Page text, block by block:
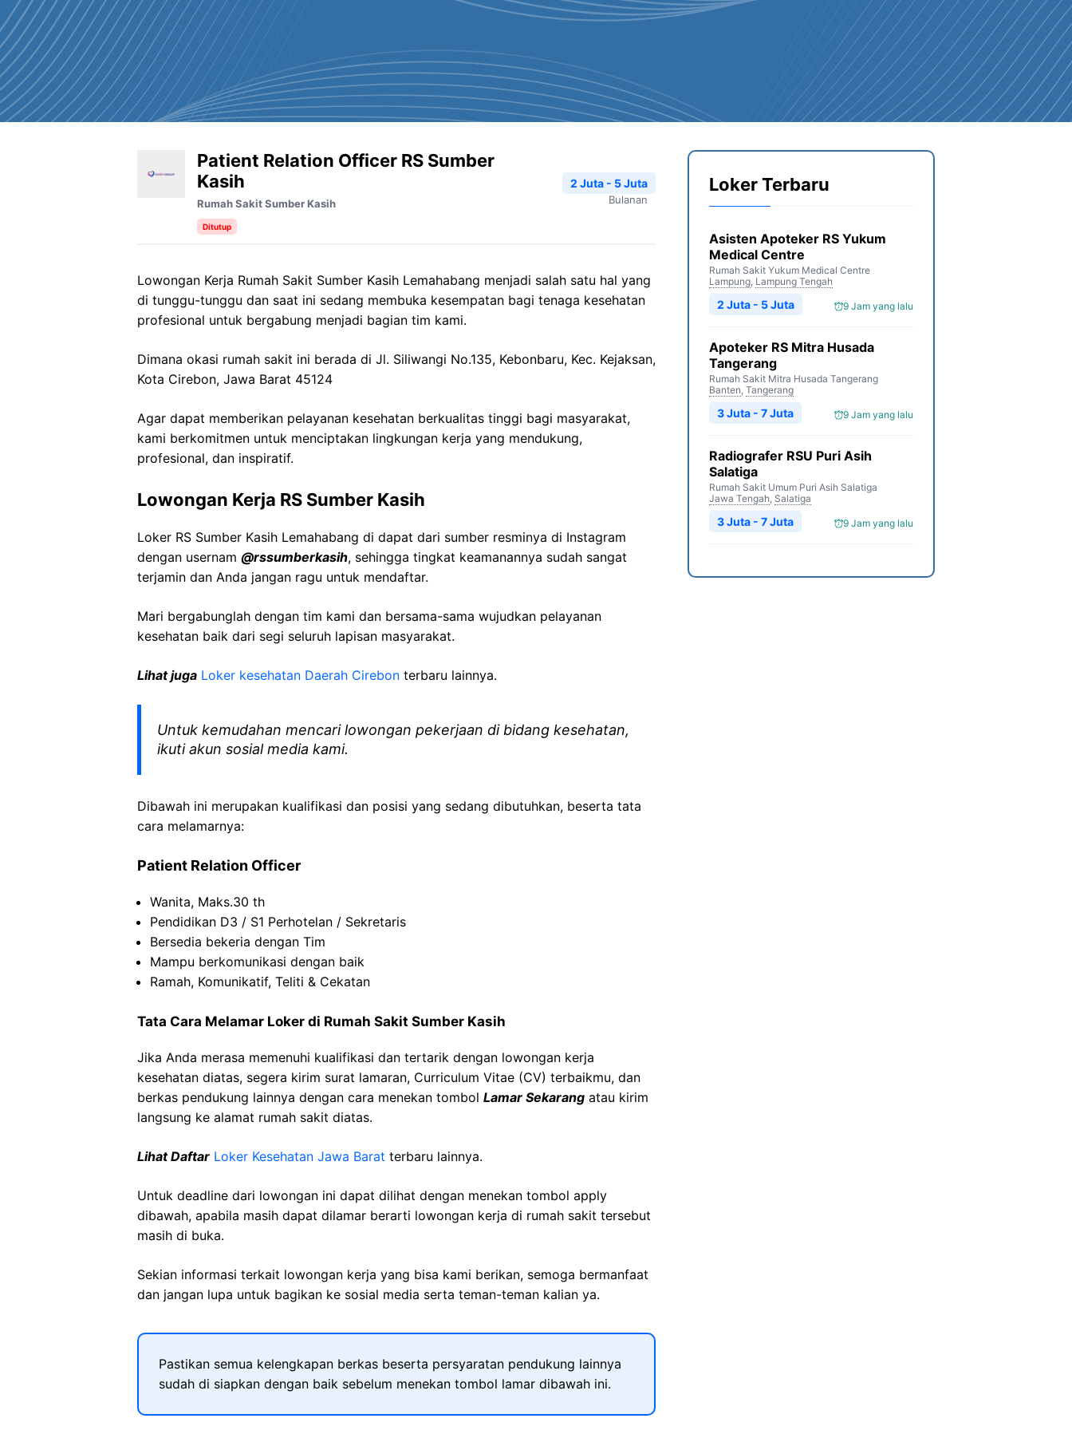
Patient Relation Officer RS Sumber
Kasih
Rumah Sakit Sumber Kasih
Ditutup
2 Juta - 5 Juta
Bulanan
Lowongan Kerja Rumah Sakit Sumber Kasih Lemahabang menjadi salah satu hal yang
di tunggu-tunggu dan saat ini sedang membuka kesempatan bagi tenaga kesehatan
profesional untuk bergabung menjadi bagian tim kami.
Dimana okasi rumah sakit ini berada di Jl. Siliwangi No.135, Kebonbaru, Kec. Kejaksan,
Kota Cirebon, Jawa Barat 45124
Agar dapat memberikan pelayanan kesehatan berkualitas tinggi bagi masyarakat,
kami berkomitmen untuk menciptakan lingkungan kerja yang mendukung,
profesional, dan inspiratif.
Lowongan Kerja RS Sumber Kasih
Loker RS Sumber Kasih Lemahabang di dapat dari sumber resminya di Instagram
dengan usernam @rssumberkasih, sehingga tingkat keamanannya sudah sangat
terjamin dan Anda jangan ragu untuk mendaftar.
Mari bergabunglah dengan tim kami dan bersama-sama wujudkan pelayanan
kesehatan baik dari segi seluruh lapisan masyarakat.
Lihat juga Loker kesehatan Daerah Cirebon terbaru lainnya.
Untuk kemudahan mencari lowongan pekerjaan di bidang kesehatan,
ikuti akun sosial media kami.
Dibawah ini merupakan kualifikasi dan posisi yang sedang dibutuhkan, beserta tata
cara melamarnya:
Patient Relation Officer
Wanita, Maks.30 th
Pendidikan D3 / S1 Perhotelan / Sekretaris
Bersedia bekeria dengan Tim
Mampu berkomunikasi dengan baik
Ramah, Komunikatif, Teliti & Cekatan
Tata Cara Melamar Loker di Rumah Sakit Sumber Kasih
Jika Anda merasa memenuhi kualifikasi dan tertarik dengan lowongan kerja
kesehatan diatas, segera kirim surat lamaran, Curriculum Vitae (CV) terbaikmu, dan
berkas pendukung lainnya dengan cara menekan tombol Lamar Sekarang atau kirim
langsung ke alamat rumah sakit diatas.
Lihat Daftar Loker Kesehatan Jawa Barat terbaru lainnya.
Untuk deadline dari lowongan ini dapat dilihat dengan menekan tombol apply
dibawah, apabila masih dapat dilamar berarti lowongan kerja di rumah sakit tersebut
masih di buka.
Sekian informasi terkait lowongan kerja yang bisa kami berikan, semoga bermanfaat
dan jangan lupa untuk bagikan ke sosial media serta teman-teman kalian ya.
Pastikan semua kelengkapan berkas beserta persyaratan pendukung lainnya
sudah di siapkan dengan baik sebelum menekan tombol lamar dibawah ini.
Loker Terbaru
Asisten Apoteker RS Yukum
Medical Centre
Rumah Sakit Yukum Medical Centre
Lampung, Lampung Tengah
9 Jam yang lalu
2 Juta - 5 Juta
Apoteker RS Mitra Husada
Tangerang
Rumah Sakit Mitra Husada Tangerang
Banten, Tangerang
9 Jam yang lalu
3 Juta - 7 Juta
Radiografer RSU Puri Asih
Salatiga
Rumah Sakit Umum Puri Asih Salatiga
Jawa Tengah, Salatiga
9 Jam yang lalu
3 Juta - 7 Juta